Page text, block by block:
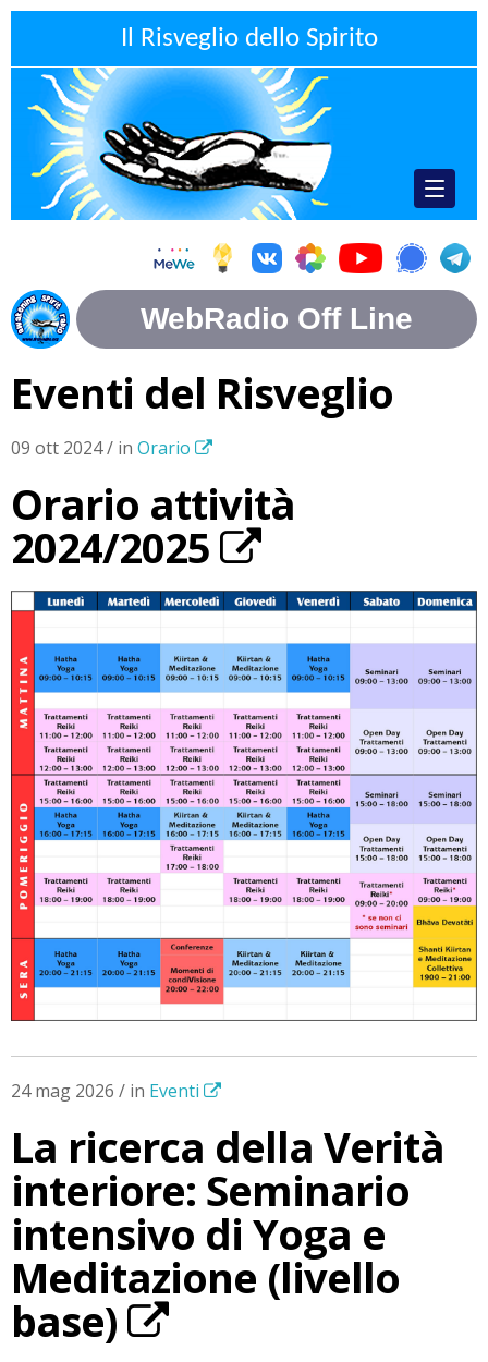
Il Risveglio dello Spirito
Eventi del Risveglio
09 ott 2024 / in Orario
Orario attività
2024/2025
24 mag 2026 / in Eventi
La ricerca della Verità
interiore: Seminario
intensivo di Yoga e
Meditazione (livello
base)